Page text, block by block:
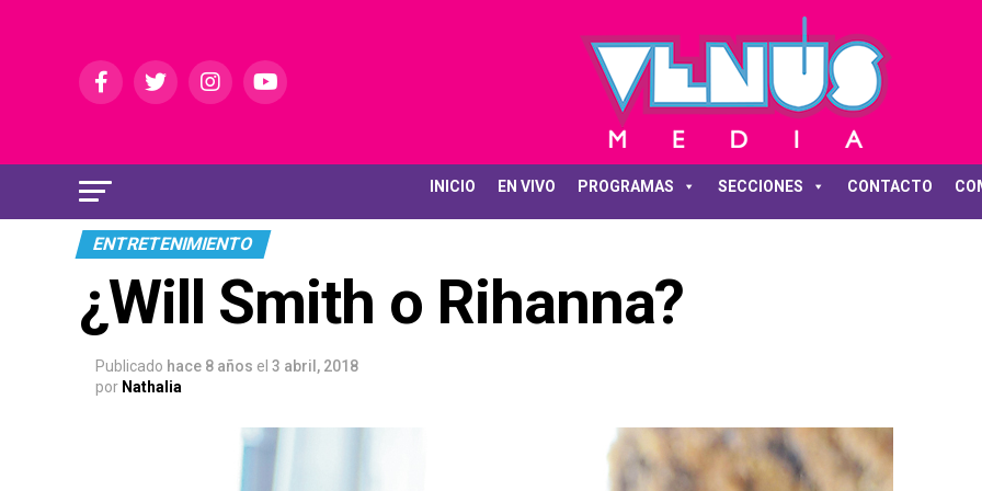
INICIO EN VIVO PROGRAMAS SECCIONES CONTACTO
ENTRETENIMIENTO
¿Will Smith o Rihanna?
Publicado hace 8 años el 3 abril, 2018
por Nathalia